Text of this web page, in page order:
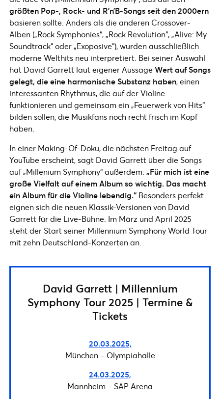
größten Pop-, Rock- und R’n’B-Songs seit den 2000ern
basieren sollte. Anders als die anderen Crossover-
Alben („Rock Symphonies“, „Rock Revolution“, „Alive: My
Soundtrack“ oder „Exoposive“), wurden ausschließlich
moderne Welthits neu interpretiert. Bei seiner Auswahl
hat David Garrett laut eigener AussageWert auf Songs
gelegt, die eine harmonische Substanz haben, einen
interessanten Rhythmus, die auf der Violine
funktionieren und gemeinsam ein „Feuerwerk von Hits“
bilden sollen, die Musikfans noch recht frisch im Kopf
haben.
In einer Making-Of-Doku, die nächsten Freitag auf
YouTube erscheint, sagt David Garrett über die Songs
auf „Millenium Symphony“ außerdem: „Für mich ist eine
große Vielfalt auf einem Album so wichtig. Das macht
ein Album für die Violine lebendig.“ Besonders perfekt
eignen sich die neuen Klassik-Versionen von David
Garrett für die Live-Bühne. Im März und April 2025
steht der Start seiner Millennium Symphony World Tour
mit zehn Deutschland-Konzerten an.
David Garrett | Millennium
Symphony Tour 2025 | Termine &
Tickets
20.03.2025,
München – Olympiahalle
24.03.2025,
Mannheim – SAP Arena